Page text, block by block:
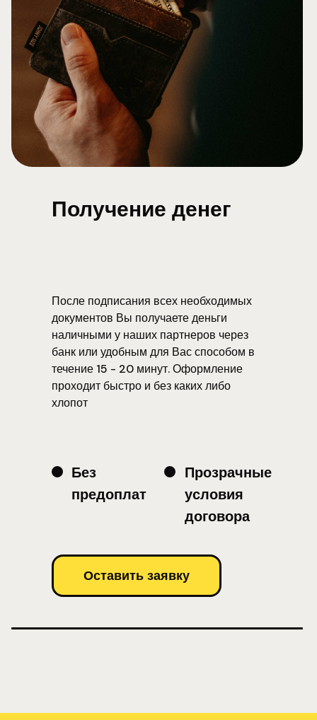
После подписания всех необходимых
документов Вы получаете деньги
наличными у наших партнеров через
банк или удобным для Вас способом в
течение 15 - 20 минут. Оформление
проходит быстро и без каких либо
хлопот
Получение денег
Оставить заявку
Без
предоплат
Прозрачные
условия
договора